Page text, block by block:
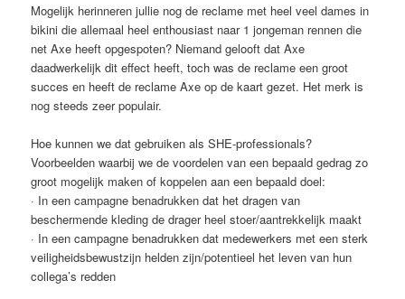
Mogelijk herinneren jullie nog de reclame met heel veel dames in
bikini die allemaal heel enthousiast naar 1 jongeman rennen die
net Axe heeft opgespoten? Niemand gelooft dat Axe
daadwerkelijk dit effect heeft, toch was de reclame een groot
succes en heeft de reclame Axe op de kaart gezet. Het merk is
nog steeds zeer populair.
Hoe kunnen we dat gebruiken als SHE-professionals?
Voorbeelden waarbij we de voordelen van een bepaald gedrag zo
groot mogelijk maken of koppelen aan een bepaald doel:
· In een campagne benadrukken dat het dragen van
beschermende kleding de drager heel stoer/aantrekkelijk maakt
· In een campagne benadrukken dat medewerkers met een sterk
veiligheidsbewustzijn helden zijn/potentieel het leven van hun
collega’s redden